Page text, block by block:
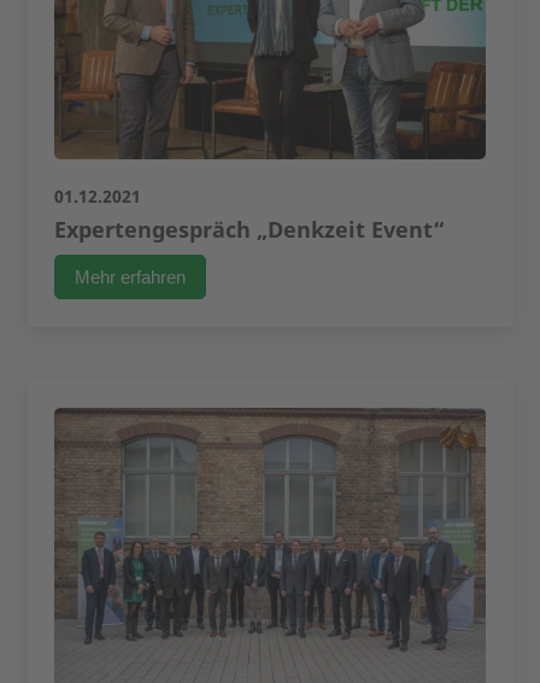
01.12.2021
Expertengespräch „Denkzeit Event“
Mehr erfahren